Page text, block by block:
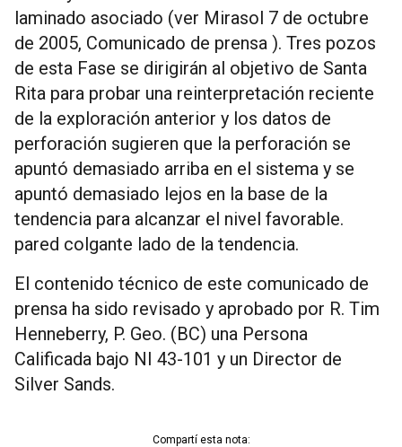
laminado asociado (ver Mirasol 7 de octubre
de 2005, Comunicado de prensa ). Tres pozos
de esta Fase se dirigirán al objetivo de Santa
Rita para probar una reinterpretación reciente
de la exploración anterior y los datos de
perforación sugieren que la perforación se
apuntó demasiado arriba en el sistema y se
apuntó demasiado lejos en la base de la
tendencia para alcanzar el nivel favorable.
pared colgante lado de la tendencia.
El contenido técnico de este comunicado de
prensa ha sido revisado y aprobado por R. Tim
Henneberry, P. Geo. (BC) una Persona
Calificada bajo NI 43-101 y un Director de
Silver Sands.
Compartí esta nota: